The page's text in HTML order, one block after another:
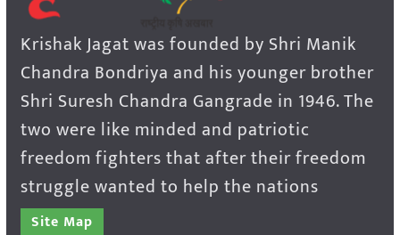
Krishak Jagat was founded by Shri Manik
Chandra Bondriya and his younger brother
Shri Suresh Chandra Gangrade in 1946. The
two were like minded and patriotic
freedom fighters that after their freedom
struggle wanted to help the nations
Site Map